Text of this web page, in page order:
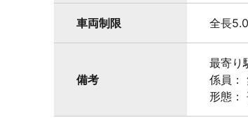
車両制限 全長
備考
最寄り
係員：
形態：